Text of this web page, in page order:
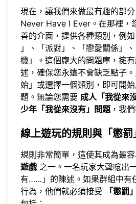
現在，讓我們來做最有趣的部
Never Have I Ever 。在那裡，
善的介面，提供各種類別，例
」、「派對」、「戀愛關係」
機」。這個龐大的問題庫，擁
述，確保您永遠不會缺乏點子
始」或選擇一個類別，即可開
題。無論您需要 成人「我從來
少年「我從來沒有」問題，我
線上遊玩的規則與「懲罰
規則非常簡單，這使其成為最
遊戲 之一。一名玩家大聲唸出
有……」的陳述。如果群組中有
行為，他們就必須接受
「懲罰」